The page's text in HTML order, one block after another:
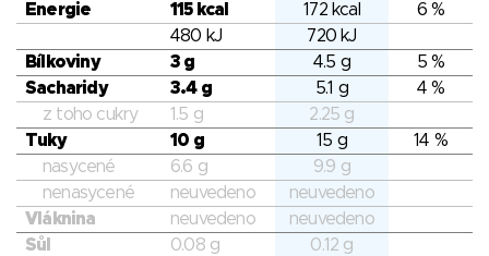
Energie 115 kcal 172 kcal
6 %
480 kJ
720 kJ
Bílkoviny
3 g 4.5 g
5 %
Sacharidy
3.4 g 5.1 g
4 %
z toho cukry
1.5 g
2.25 g
Tuky
10 g 15 g
14 %
nasycené
6.6 g
9.9 g
nenasycené
neuvedeno
neuvedeno
Vláknina
neuvedeno
neuvedeno
Sůl
0.08 g 0.12 g